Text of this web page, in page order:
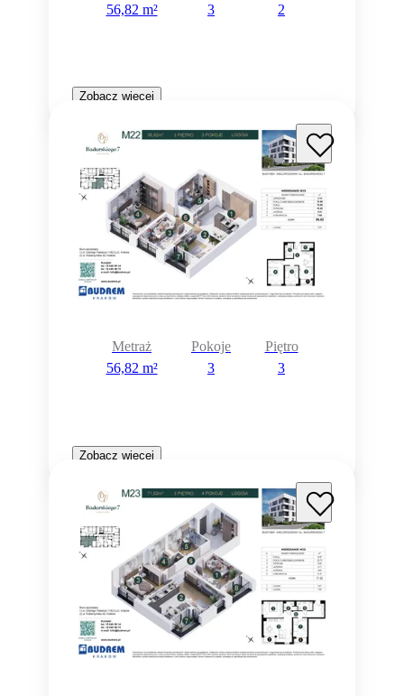
56,82 m²
3
2
Zobacz więcej
Metraż
56,82 m²
Pokoje
3
Piętro
3
Zobacz więcej